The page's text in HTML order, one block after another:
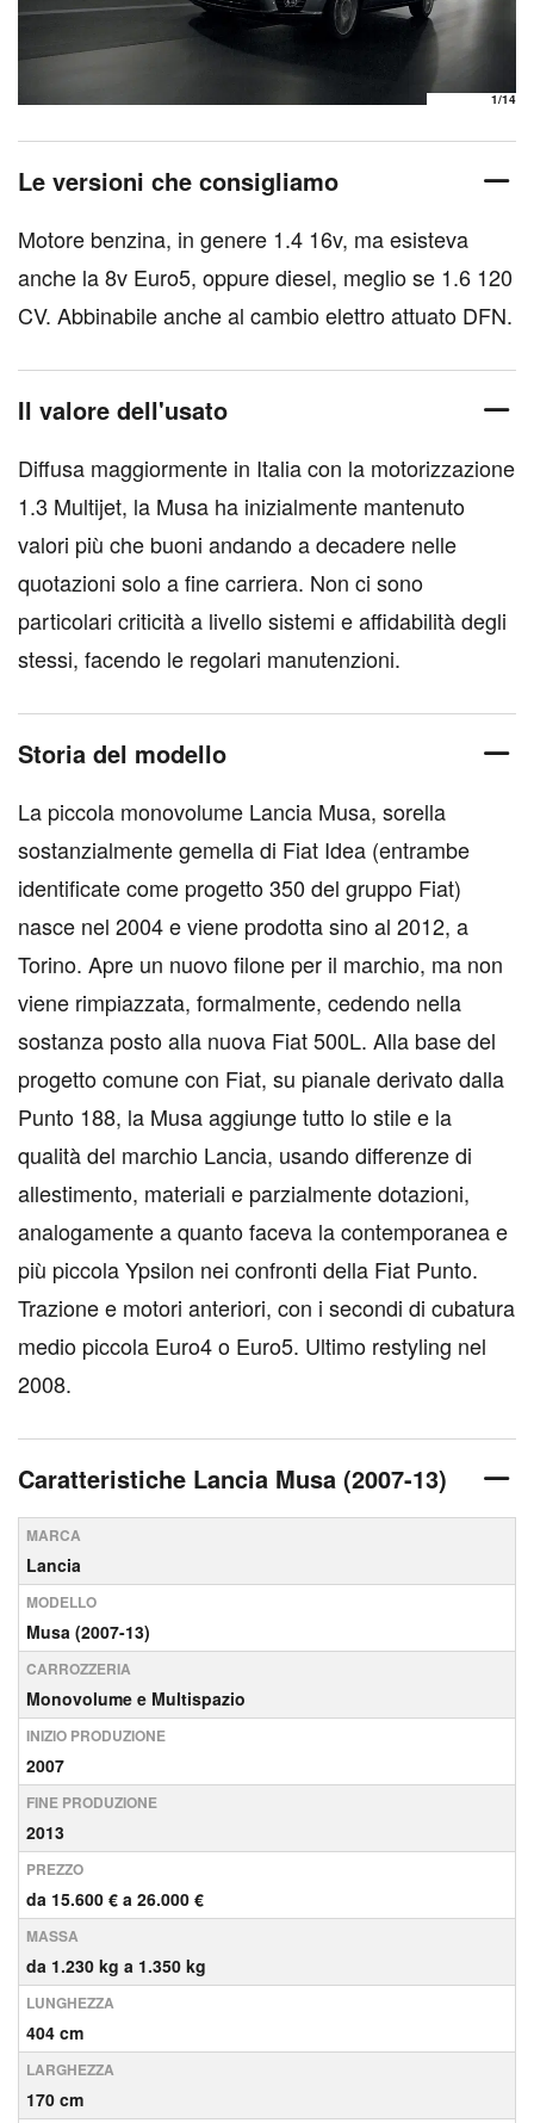
1/14
Le versioni che consigliamo
Motore benzina, in genere 1.4 16v, ma esisteva
anche la 8v Euro5, oppure diesel, meglio se 1.6 120
CV. Abbinabile anche al cambio elettro attuato DFN.
Il valore dell'usato
Diffusa maggiormente in Italia con la motorizzazione
1.3 Multijet, la Musa ha inizialmente mantenuto
valori più che buoni andando a decadere nelle
quotazioni solo a fine carriera. Non ci sono
particolari criticità a livello sistemi e affidabilità degli
stessi, facendo le regolari manutenzioni.
Storia del modello
La piccola monovolume Lancia Musa, sorella
sostanzialmente gemella di Fiat Idea (entrambe
identificate come progetto 350 del gruppo Fiat)
nasce nel 2004 e viene prodotta sino al 2012, a
Torino. Apre un nuovo filone per il marchio, ma non
viene rimpiazzata, formalmente, cedendo nella
sostanza posto alla nuova Fiat 500L. Alla base del
progetto comune con Fiat, su pianale derivato dalla
Punto 188, la Musa aggiunge tutto lo stile e la
qualità del marchio Lancia, usando differenze di
allestimento, materiali e parzialmente dotazioni,
analogamente a quanto faceva la contemporanea e
più piccola Ypsilon nei confronti della Fiat Punto.
Trazione e motori anteriori, con i secondi di cubatura
medio piccola Euro4 o Euro5. Ultimo restyling nel
2008.
Caratteristiche Lancia Musa (2007-13)
MARCA
Lancia
MODELLO
Musa (2007-13)
CARROZZERIA
Monovolume e Multispazio
INIZIO PRODUZIONE
2007
FINE PRODUZIONE
2013
PREZZO
da 15.600 € a 26.000 €
MASSA
da 1.230 kg a 1.350 kg
LUNGHEZZA
404 cm
LARGHEZZA
170 cm